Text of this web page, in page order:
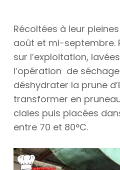
Récoltées à leur
août et mi-septembre.
sur l’exploitation,
l’opération de
déshydrater la prune
transformer en
claies puis placées
entre 70 et 80°C.